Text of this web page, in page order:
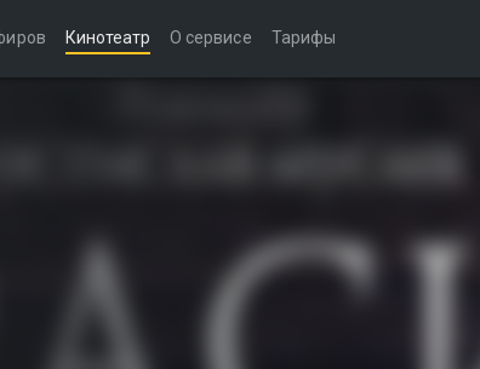
Кинотеатр О сервисе Тарифы